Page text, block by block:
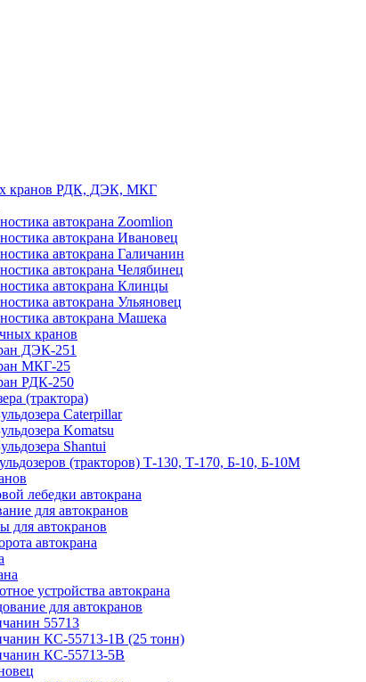
кранов РДК, ДЭК, МКГ
автокрана Zoomlion
автокрана Ивановец
автокрана Галичанин
автокрана Челябинец
автокрана Клинцы
автокрана Ульяновец
автокрана Машека
кранов
ДЭК-251
МКГ-25
РДК-250
(трактора)
Caterpillar
Komatsu
Shantui
(тракторов) Т-130, Т-170, Б-10, Б-10М
лебедки автокрана
для автокранов
для автокранов
автокрана
устройства автокрана
для автокранов
55713
КС-55713-1В (25 тонн)
КС-55713-5В